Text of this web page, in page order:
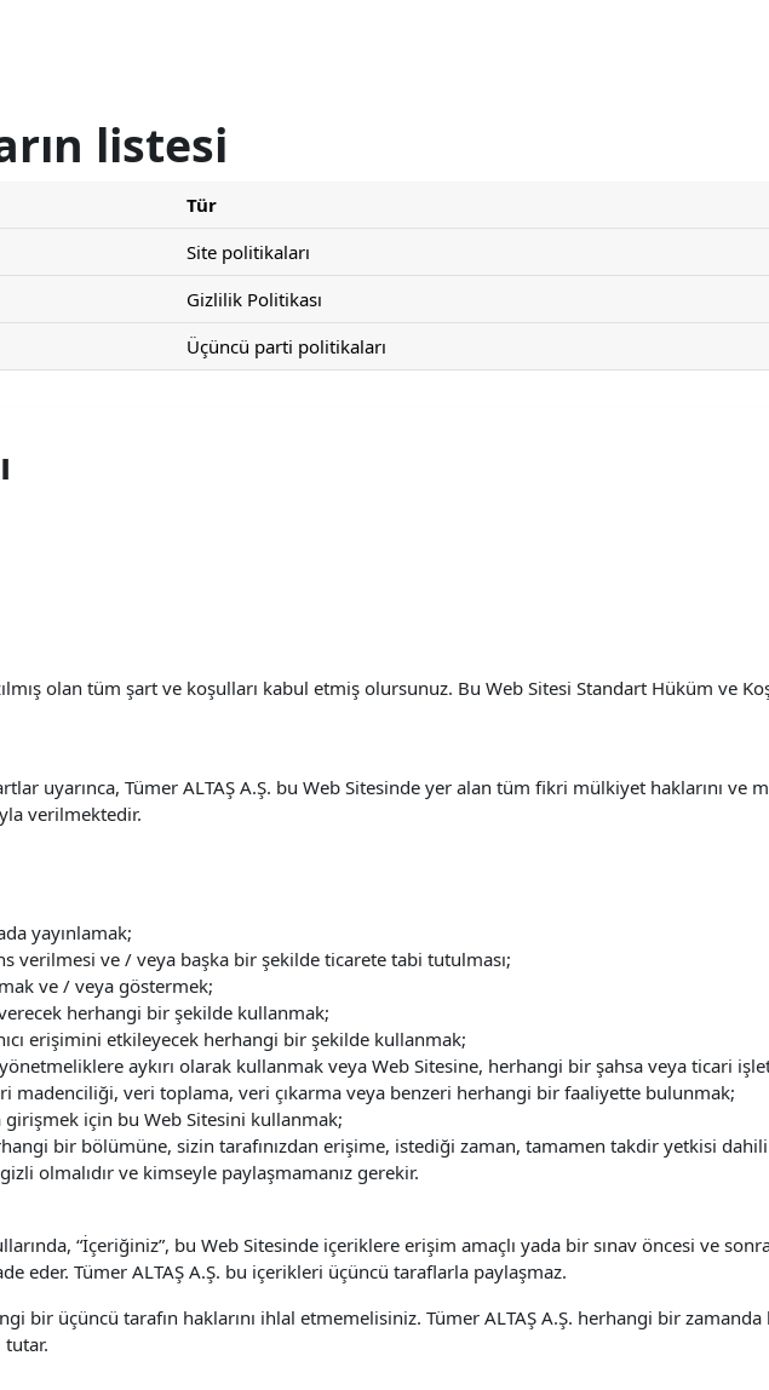
listesi
Tür
Site politikaları
Gizlilik Politikası
Üçüncü parti politikaları
olan tüm şart ve koşulları kabul etmiş olursunuz. Bu Web Sitesi Standart Hüküm ve
uyarınca, Tümer ALTAŞ A.Ş. bu Web Sitesinde yer alan tüm fikri mülkiyet haklarını ve
verilmektedir.
yayınlamak;
verilmesi ve / veya başka bir şekilde ticarete tabi tutulması;
ve / veya göstermek;
herhangi bir şekilde kullanmak;
erişimini etkileyecek herhangi bir şekilde kullanmak;
aykırı olarak kullanmak veya Web Sitesine, herhangi bir şahsa veya ticari
madenciliği, veri toplama, veri çıkarma veya benzeri herhangi bir faaliyette bulunmak;
için bu Web Sitesini kullanmak;
bir bölümüne, sizin tarafınızdan erişime, istediği zaman, tamamen takdir yetkisi
olmalıdır ve kimseyle paylaşmamanız gerekir.
“İçeriğiniz”, bu Web Sitesinde içeriklere erişim amaçlı yada bir sınav öncesi ve
eder. Tümer ALTAŞ A.Ş. bu içerikleri üçüncü taraflarla paylaşmaz.
bir üçüncü tarafın haklarını ihlal etmemelisiniz. Tümer ALTAŞ A.Ş. herhangi bir
tutar.